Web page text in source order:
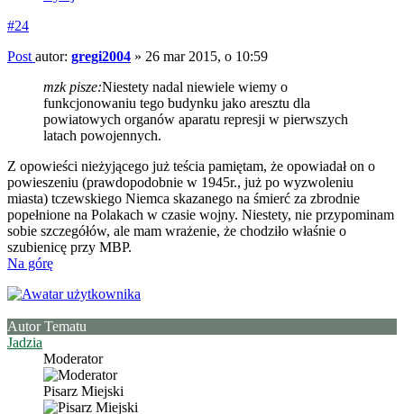
#24
Post autor: gregi2004 » 26 mar 2015, o 10:59
mzk pisze:Niestety nadal niewiele wiemy o
funkcjonowaniu tego budynku jako aresztu dla
powiatowych organów aparatu represji w pierwszych
latach powojennych.
Z opowieści nieżyjącego już teścia pamiętam, że opowiadał on o
powieszeniu (prawdopodobnie w 1945r., już po wyzwoleniu
miasta) tczewskiego Niemca skazanego na śmierć za zbrodnie
popełnione na Polakach w czasie wojny. Niestety, nie przypominam
sobie szczegółów, ale mam wrażenie, że chodziło właśnie o
szubienicę przy MBP.
Na górę
Autor Tematu
Jadzia
Moderator
Pisarz Miejski